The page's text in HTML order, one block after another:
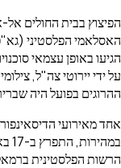
הפיצוץ בבית החולים
האסלאמי הפלסטיני
הגיעו באופן עצמאי
על ידי יירוטי צה"ל,
ההרוגים בפועל היה שבריר מהנתון של
אחד מאירועי
הרשות הפלסטינית